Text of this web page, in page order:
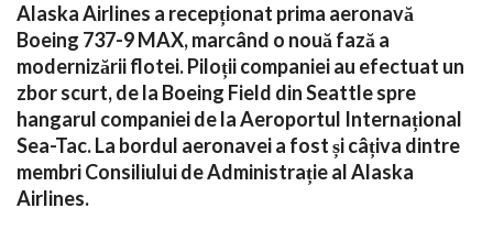
Alaska Airlines a recepționat prima aeronavă
Boeing 737-9 MAX, marcând o nouă fază a
modernizării flotei. Piloții companiei au efectuat un
zbor scurt, de la Boeing Field din Seattle spre
hangarul companiei de la Aeroportul Internațional
Sea-Tac. La bordul aeronavei a fost și câțiva dintre
membri Consiliului de Administrație al Alaska
Airlines.